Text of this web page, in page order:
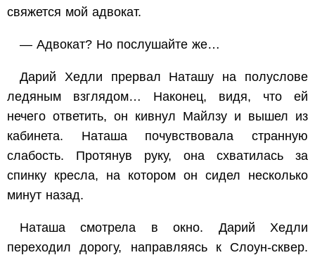
свяжется мой адвокат.
— Адвокат? Но послушайте же…
Дарий Хедли прервал Наташу на полуслове
ледяным взглядом… Наконец, видя, что ей
нечего ответить, он кивнул Майлзу и вышел из
кабинета. Наташа почувствовала странную
слабость. Протянув руку, она схватилась за
спинку кресла, на котором он сидел несколько
минут назад.
Наташа смотрела в окно. Дарий Хедли
переходил дорогу, направляясь к Слоун-сквер.